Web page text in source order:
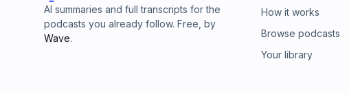
AI summaries and full transcripts for the
podcasts you already follow. Free, by
Wave.
How it works
Browse podcasts
Your library